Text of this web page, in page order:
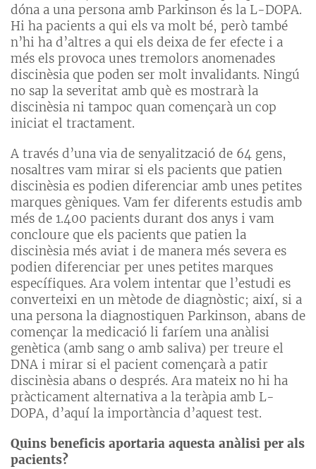
dóna a una persona amb Parkinson és la L-DOPA.
Hi ha pacients a qui els va molt bé, però també
n’hi ha d’altres a qui els deixa de fer efecte i a
més els provoca unes tremolors anomenades
discinèsia que poden ser molt invalidants. Ningú
no sap la severitat amb què es mostrarà la
discinèsia ni tampoc quan començarà un cop
iniciat el tractament.
A través d’una via de senyalització de 64 gens,
nosaltres vam mirar si els pacients que patien
discinèsia es podien diferenciar amb unes petites
marques gèniques. Vam fer diferents estudis amb
més de 1.400 pacients durant dos anys i vam
concloure que els pacients que patien la
discinèsia més aviat i de manera més severa es
podien diferenciar per unes petites marques
específiques. Ara volem intentar que l’estudi es
converteixi en un mètode de diagnòstic; així, si a
una persona la diagnostiquen Parkinson, abans de
començar la medicació li faríem una anàlisi
genètica (amb sang o amb saliva) per treure el
DNA i mirar si el pacient començarà a patir
discinèsia abans o després. Ara mateix no hi ha
pràcticament alternativa a la teràpia amb L-
DOPA, d’aquí la importància d’aquest test.
Quins beneficis aportaria aquesta anàlisi per als
pacients?